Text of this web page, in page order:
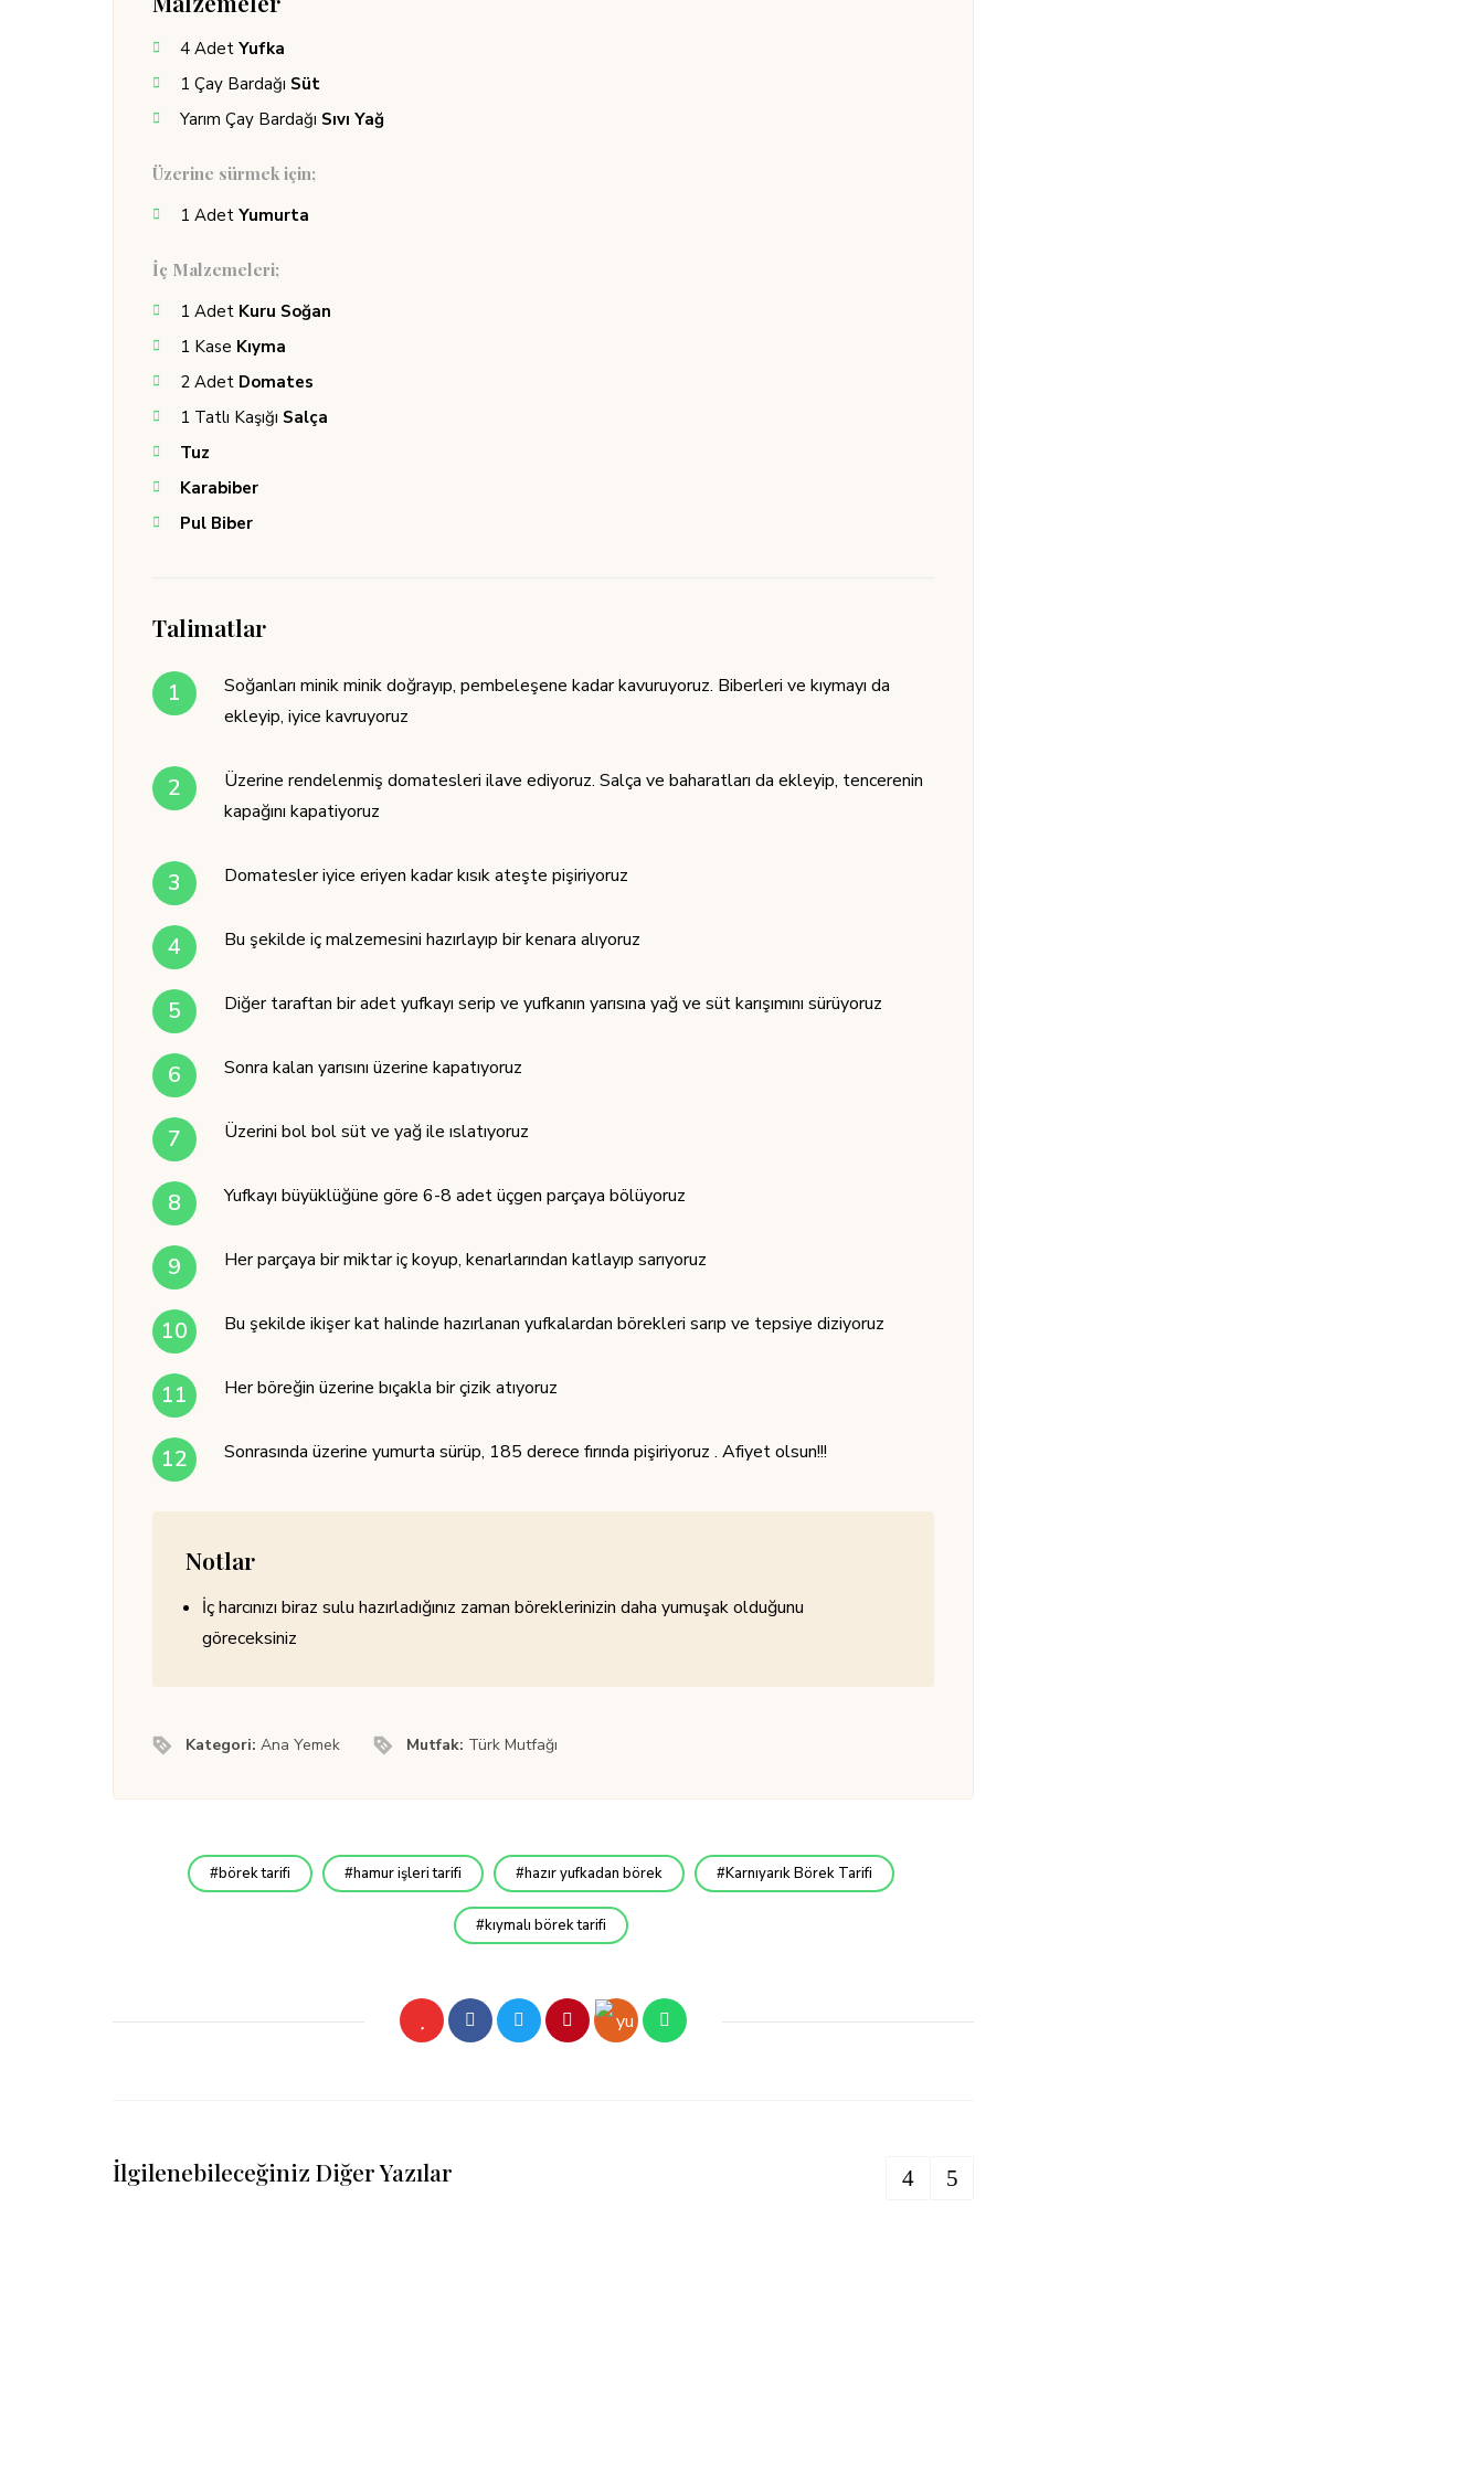
4 Adet Yufka
1 Çay Bardağı Süt
Yarım Çay Bardağı Sıvı Yağ
Üzerine sürmek için;
1 Adet Yumurta
İç Malzemeleri;
1 Adet Kuru Soğan
1 Kase Kıyma
2 Adet Domates
1 Tatlı Kaşığı Salça
Tuz
Karabiber
Pul Biber
Talimatlar
Soğanları minik minik doğrayıp, pembeleşene kadar kavuruyoruz. Biberleri ve kıymayı da
ekleyip, iyice kavruyoruz
Üzerine rendelenmiş domatesleri ilave ediyoruz. Salça ve baharatları da ekleyip, tencerenin
kapağını kapatiyoruz
Domatesler iyice eriyen kadar kısık ateşte pişiriyoruz
Bu şekilde iç malzemesini hazırlayıp bir kenara alıyoruz
Diğer taraftan bir adet yufkayı serip ve yufkanın yarısına yağ ve süt karışımını sürüyoruz
Sonra kalan yarısını üzerine kapatıyoruz
Üzerini bol bol süt ve yağ ile ıslatıyoruz
Yufkayı büyüklüğüne göre 6-8 adet üçgen parçaya bölüyoruz
Her parçaya bir miktar iç koyup, kenarlarından katlayıp sarıyoruz
Bu şekilde ikişer kat halinde hazırlanan yufkalardan börekleri sarıp ve tepsiye diziyoruz
Her böreğin üzerine bıçakla bir çizik atıyoruz
Sonrasında üzerine yumurta sürüp, 185 derece fırında pişiriyoruz . Afiyet olsun!!!
Notlar
İç harcınızı biraz sulu hazırladığınız zaman böreklerinizin daha yumuşak olduğunu
göreceksiniz
Kategori:Ana Yemek Mutfak: Türk Mutfağı
börek tarifi hamur işleri tarifi hazır yufkadan börek Karnıyarık Börek Tarifi
kıymalı börek tarifi
İlgilenebileceğiniz Diğer Yazılar